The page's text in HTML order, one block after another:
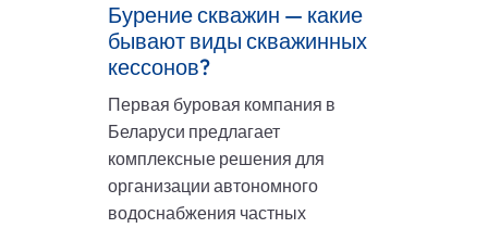
Бурение скважин — какие
бывают виды скважинных
кессонов?
Первая буровая компания в
Беларуси предлагает
комплексные решения для
организации автономного
водоснабжения частных